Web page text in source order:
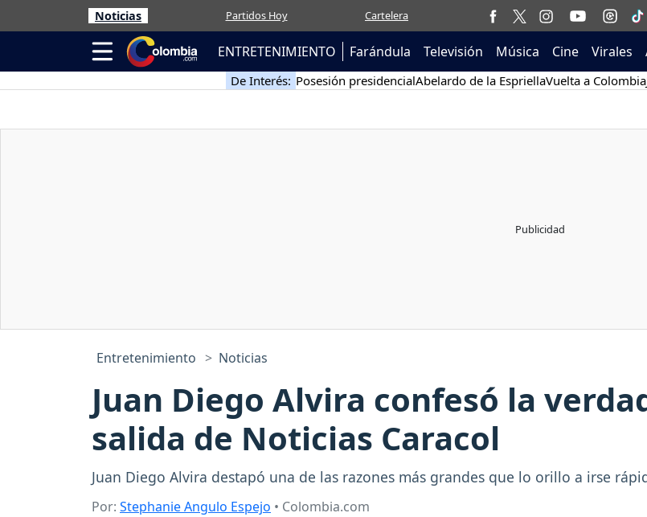
Noticias Partidos Hoy Cartelera
ENTRETENIMIENTO Farándula Televisión Música Cine Virales
De Interés: Posesión presidencialAbelardo de la EspriellaVuelta a Colombia
Entretenimiento Noticias
Juan Diego Alvira confesó la
salida de Noticias Caracol
Juan Diego Alvira destapó una de las razones más grandes que lo orillo a irse
Por: Stephanie Angulo Espejo • Colombia.com